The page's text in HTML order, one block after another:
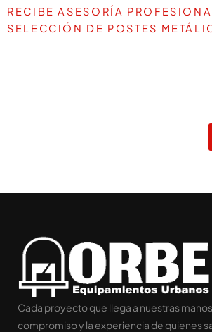
RECIBE ASESORÍA
SELECCIÓN DE POSTES
Cada proyecto que llega a nuestras
compromiso y la experiencia de quienes